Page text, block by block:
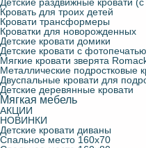
Кровать для троих детей
Кровати трансформеры
Кроватки для новорожденных
Детские кровати домики
Детские кровати с фотопечатью
Мягкие кровати зверята
Металлические подростковые
Двуспальные кровати для
Детские деревянные кровати
Мягкая мебель
АКЦИИ
НОВИНКИ
Детские кровати диваны
Спальное место 160х70